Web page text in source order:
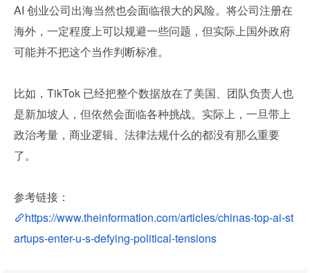
AI 创业公司出海当然也会面临很大的风险。将公司注册在
海外，一定程度上可以规避一些问题，但实际上国外政府
可能并不把这个当作判断标准。
比如，TikTok 已经把整个数据放在了美国、团队负责人也
是新加坡人，但依然会面临各种挑战。实际上，一旦带上
政治考量，商业逻辑、法律法规什么的都没有那么重要
了。
参考链接：
https://www.theinformation.com/articles/chinas-top-ai-st
artups-enter-u-s-defying-political-tensions